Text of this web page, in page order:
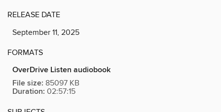
RELEASE DATE
September 11, 2025
FORMATS
OverDrive Listen audiobook
File size: 85097 KB
Duration: 02:57:15